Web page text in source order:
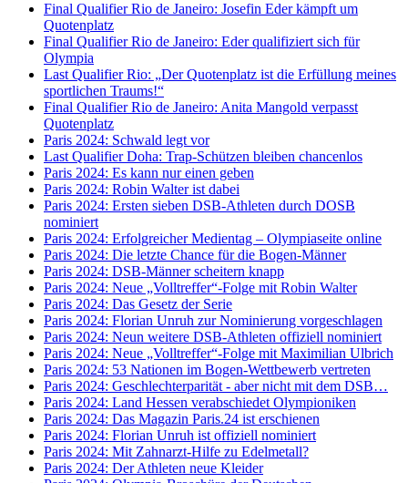
Final Qualifier Rio de Janeiro: Josefin Eder kämpft um
Quotenplatz
Final Qualifier Rio de Janeiro: Eder qualifiziert sich für
Olympia
Last Qualifier Rio: „Der Quotenplatz ist die Erfüllung meines
sportlichen Traums!“
Final Qualifier Rio de Janeiro: Anita Mangold verpasst
Quotenplatz
Paris 2024: Schwald legt vor
Last Qualifier Doha: Trap-Schützen bleiben chancenlos
Paris 2024: Es kann nur einen geben
Paris 2024: Robin Walter ist dabei
Paris 2024: Ersten sieben DSB-Athleten durch DOSB
nominiert
Paris 2024: Erfolgreicher Medientag – Olympiaseite online
Paris 2024: Die letzte Chance für die Bogen-Männer
Paris 2024: DSB-Männer scheitern knapp
Paris 2024: Neue „Volltreffer“-Folge mit Robin Walter
Paris 2024: Das Gesetz der Serie
Paris 2024: Florian Unruh zur Nominierung vorgeschlagen
Paris 2024: Neun weitere DSB-Athleten offiziell nominiert
Paris 2024: Neue „Volltreffer“-Folge mit Maximilian Ulbrich
Paris 2024: 53 Nationen im Bogen-Wettbewerb vertreten
Paris 2024: Geschlechterparität - aber nicht mit dem DSB…
Paris 2024: Land Hessen verabschiedet Olympioniken
Paris 2024: Das Magazin Paris.24 ist erschienen
Paris 2024: Florian Unruh ist offiziell nominiert
Paris 2024: Mit Zahnarzt-Hilfe zu Edelmetall?
Paris 2024: Der Athleten neue Kleider